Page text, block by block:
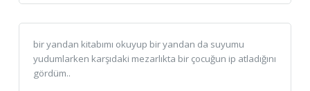
bir yandan kitabımı okuyup bir yandan da suyumu
yudumlarken karşıdaki mezarlıkta bir çocuğun ip atladığını
gördüm..